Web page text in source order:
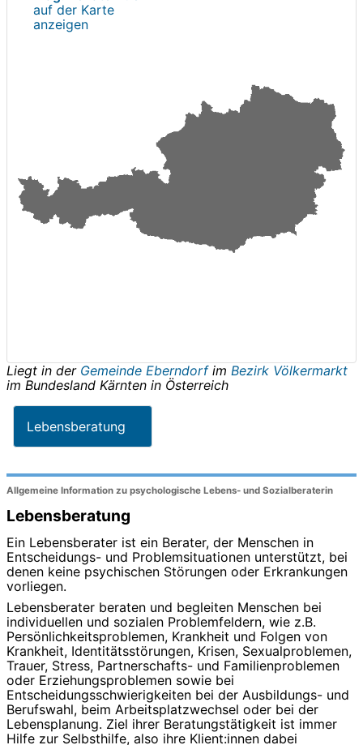
auf der Karte
anzeigen
Liegt in der Gemeinde Eberndorf im Bezirk Völkermarkt
im Bundesland Kärnten in Österreich
Lebensberatung
Allgemeine Information zu psychologische Lebens- und Sozialberaterin
Lebensberatung
Ein Lebensberater ist ein Berater, der Menschen in
Entscheidungs- und Problemsituationen unterstützt, bei
denen keine psychischen Störungen oder Erkrankungen
vorliegen.
Lebensberater beraten und begleiten Menschen bei
individuellen und sozialen Problemfeldern, wie z.B.
Persönlichkeitsproblemen, Krankheit und Folgen von
Krankheit, Identitätsstörungen, Krisen, Sexualproblemen,
Trauer, Stress, Partnerschafts- und Familienproblemen
oder Erziehungsproblemen sowie bei
Entscheidungsschwierigkeiten bei der Ausbildungs- und
Berufswahl, beim Arbeitsplatzwechsel oder bei der
Lebensplanung. Ziel ihrer Beratungstätigkeit ist immer
Hilfe zur Selbsthilfe, also ihre Klient:innen dabei